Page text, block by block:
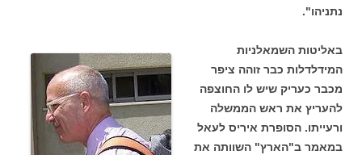
נתניהו".
באליטות השמאלניות
המידלדלות כבר זוהה ציפר
מכבר כעריק שיש לו החוצפה
להעריץ את ראש הממשלה
ורעייתו. הסופרת איריס לעאל
במאמר ב"הארץ" השוותה את